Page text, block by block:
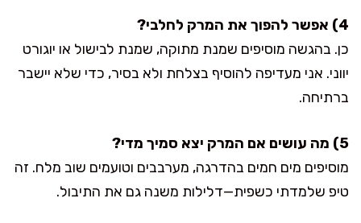
4) אפשר להפוך את המרק לחלבי?
כן. בהגשה מוסיפים שמנת מתוקה, שמנת לבישול או יוגורט
יווני. אני מעדיפה להוסיף בצלחת ולא בסיר, כדי שלא יישבר
ברתיחה.
5) מה עושים אם המרק יצא סמיך מדי?
מוסיפים מים חמים בהדרגה, מערבבים וטועמים שוב מלח. זה
טיפ שלמדתי כשפית—דלילות משנה גם את התיבול.